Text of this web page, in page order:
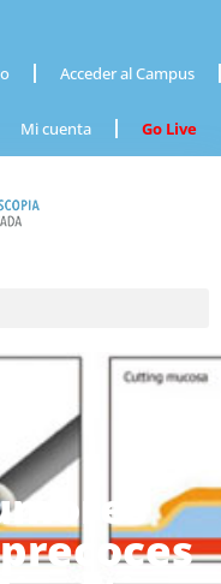
Acceder al Campus
Mi cuenta Go Live